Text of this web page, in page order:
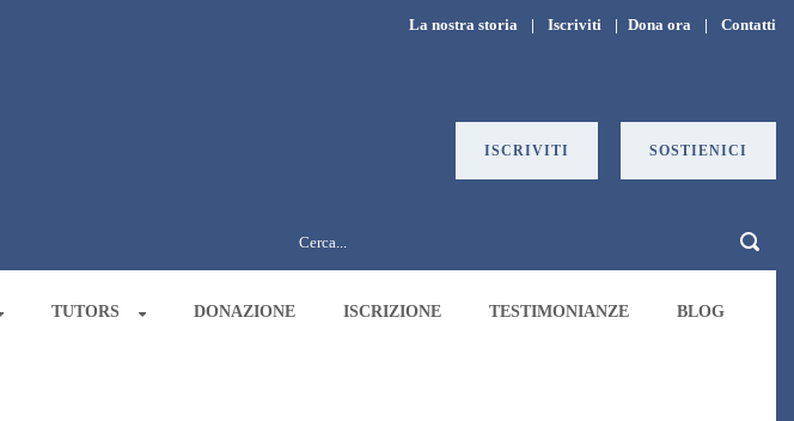
La nostra storia | Iscriviti | Dona ora | Contatti
ISCRIVITI SOSTIENICI
TUTORS DONAZIONE ISCRIZIONE TESTIMONIANZE BLOG